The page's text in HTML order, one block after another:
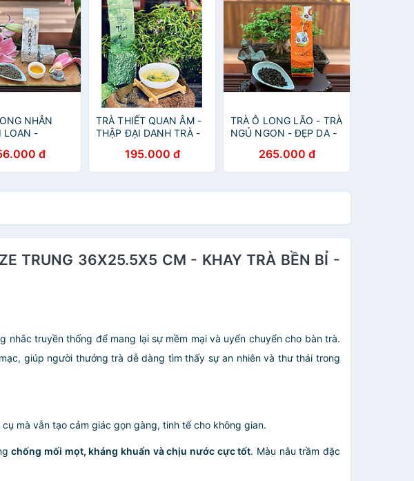
NHÂN
LOAN -
TEA -VIỆT
đ
TRÀ THIẾT QUAN ÂM -
THẬP ĐẠI DANH TRÀ -
ORGANIC TEA - 100G -
VIỆT LONG TRÀ
195.000 đ
TRÀ Ô LONG LÃO - TRÀ
NGỦ NGON - ĐẸP DA -
ORGANIC OOLONG TEA
- 100G -VIỆT LONG TRÀ
265.000 đ
TRUNG 36X25.5X5 CM - KHAY TRÀ BỀN BỈ -
truyền thống để mang lại sự mềm mại và uyển chuyển cho bàn trà.
giúp người thưởng trà dễ dàng tìm thấy sự an nhiên và thư thái trong
mà vẫn tạo cảm giác gọn gàng, tinh tế cho không gian.
chống mối mọt, kháng khuẩn và chịu nước cực tốt. Màu nâu trầm đặc